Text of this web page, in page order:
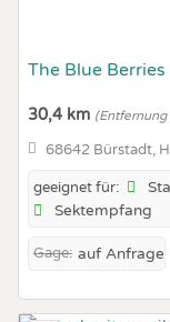
The Blue Berries
30,4 km
68642 Bürstadt,
geeignet für:
Sektempfang
Gage: auf Anfrage